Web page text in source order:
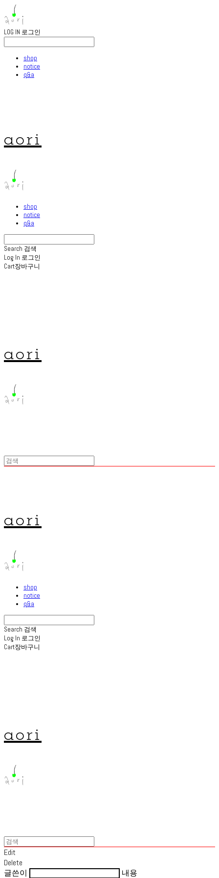
LOG IN 로그인
shop
notice
q&a
aori
shop
notice
q&a
Search 검색
Log In 로그인
Cart장바구니
aori
aori
shop
notice
q&a
Search 검색
Log In 로그인
Cart장바구니
aori
Edit
Delete
글쓴이
내용